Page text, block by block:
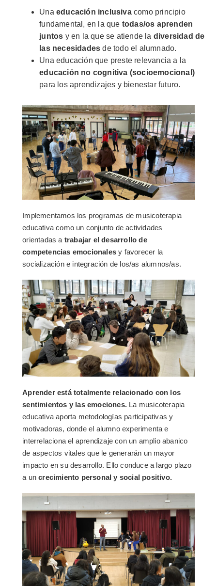
Unaeducación inclusivacomo principio
fundamental, en la que todas/os aprenden
juntos y en la que se atiende la diversidad de
las necesidades de todo el alumnado.
Una educación que preste relevancia a la
educación no cognitiva (socioemocional)
para los aprendizajes y bienestar futuro.
Implementamos los programas de musicoterapia
educativa como un conjunto de actividades
orientadas a trabajar el desarrollo de
competencias emocionales y favorecer la
socialización e integración de los/as alumnos/as.
Aprender está totalmente relacionado con los
sentimientos y las emociones. La musicoterapia
educativa aporta metodologías participativas y
motivadoras, donde el alumno experimenta e
interrelaciona el aprendizaje con un amplio abanico
de aspectos vitales que le generarán un mayor
impacto en su desarrollo. Ello conduce a largo plazo
a uncrecimiento personal y social positivo.